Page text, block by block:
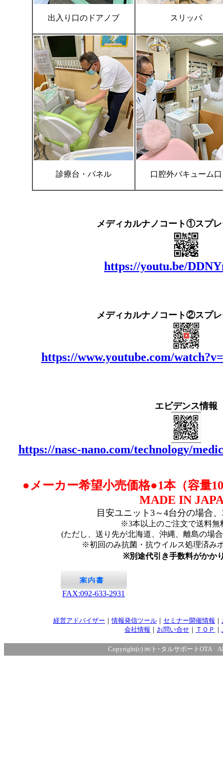
出入り口のドアノブ スリッパ
診療台・パネル 口腔外バキューム口
メディカルナノコート①スプ
https://youtu.be/
メディカルナノコート②スプ
https://www.youtube.com/
エビデンス情報
https://nasc-nano.com/technology/
●メーカー希望小売価格●1本（容量
MADE IN
目安ユニット3～4台分の場合
※3本以上のご注文で送料無
(ただし、送り先が北海道、沖縄、離島の場
※初回のみ抗菌・抗ウイルス処理済み
※別途代引き手数料がかか
FAX:092-633-2931
経営アドバイザー ｜情報発信ツール ｜ セミナー開催情報 ｜
会社情報 ｜ お問い合せ ｜ ＴＯＰ ｜
Copyright(c) ㈱トｰタルサポートOTA